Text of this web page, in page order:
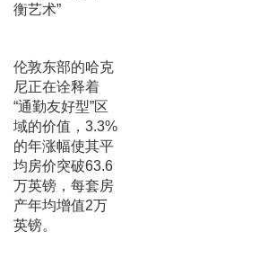
衡艺术”
伦敦东部的哈克
尼正在诠释着
“通勤友好型”区
域的价值，3.3%
的年涨幅使其平
均房价突破63.6
万英镑，每套房
产年均增值2万
英镑。